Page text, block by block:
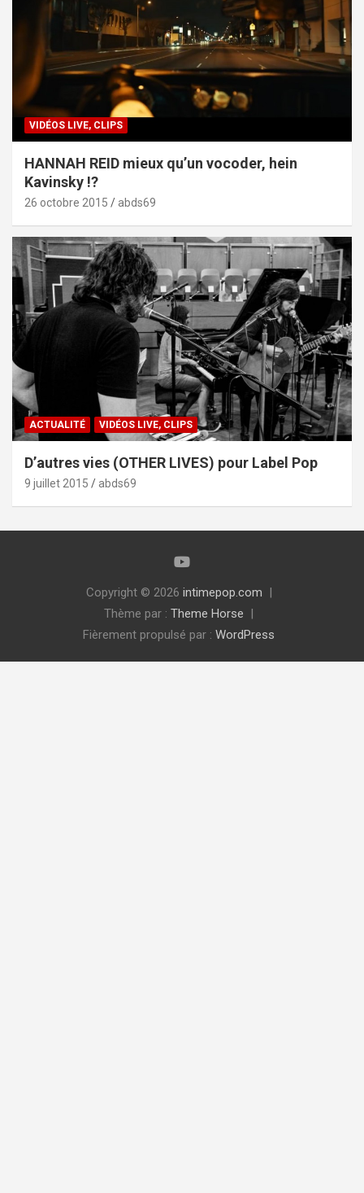
VIDÉOS LIVE, CLIPS
HANNAH REID mieux qu’un vocoder, hein
Kavinsky !?
26 octobre 2015 abds69
ACTUALITÉ VIDÉOS LIVE, CLIPS
D’autres vies (OTHER LIVES) pour Label Pop
9 juillet 2015 abds69
Copyright © 2026 intimepop.com
Thème par : Theme Horse
Fièrement propulsé par : WordPress